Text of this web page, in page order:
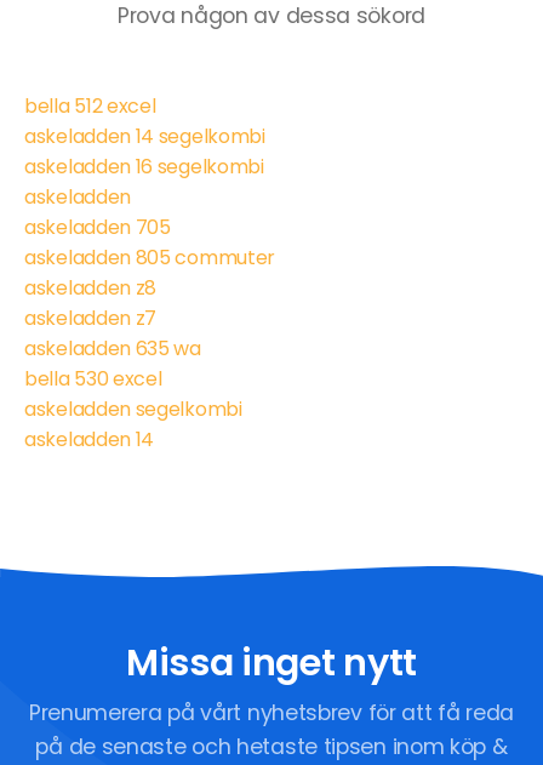
Prova någon av dessa sökord
bella 512 excel
askeladden 14 segelkombi
askeladden 16 segelkombi
askeladden
askeladden 705
askeladden 805 commuter
askeladden z8
askeladden z7
askeladden 635 wa
bella 530 excel
askeladden segelkombi
askeladden 14
Missa inget nytt
Prenumerera på vårt nyhetsbrev för att få reda
på de senaste och hetaste tipsen inom köp &